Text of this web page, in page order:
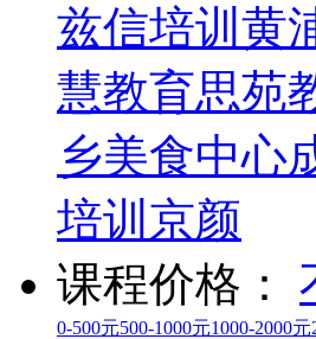
兹信培训 黄
慧教育思苑
乡美食中心
培训 京颜
课程价格：
0-500元500-1000元1000-2000元